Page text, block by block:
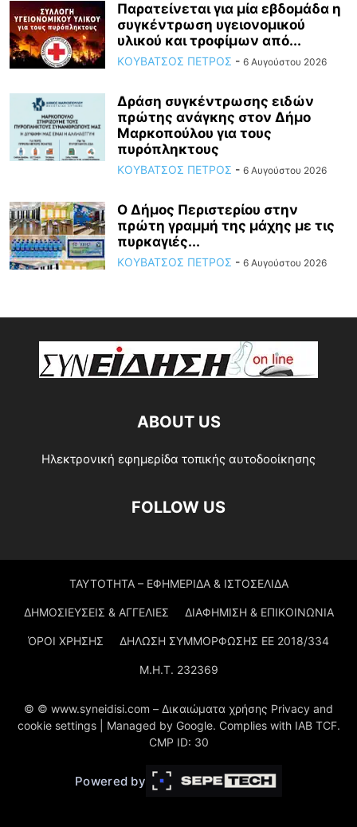
Παρατείνεται για μία εβδομάδα η
συγκέντρωση υγειονομικού
υλικού και τροφίμων από...
ΚΟΥΒΑΤΣΟΣ ΠΕΤΡΟΣ - 6 Αυγούστου 2026
Δράση συγκέντρωσης ειδών
πρώτης ανάγκης στον Δήμο
Μαρκοπούλου για τους
πυρόπληκτους
ΚΟΥΒΑΤΣΟΣ ΠΕΤΡΟΣ - 6 Αυγούστου 2026
Ο Δήμος Περιστερίου στην
πρώτη γραμμή της μάχης με τις
πυρκαγιές...
ΚΟΥΒΑΤΣΟΣ ΠΕΤΡΟΣ - 6 Αυγούστου 2026
ABOUT US
Ηλεκτρονική εφημερίδα τοπικής αυτοδοοίκησης
FOLLOW US
ΤΑΥΤΟΤΗΤΑ – ΕΦΗΜΕΡΙΔΑ & ΙΣΤΟΣΕΛΙΔΑ
ΔΗΜΟΣΙΕΥΣΕΙΣ & ΑΓΓΕΛΙΕΣ ΔΙΑΦΗΜΙΣΗ & ΕΠΙΚΟΙΝΩΝΙΑ
ΌΡΟΙ ΧΡΗΣΗΣ ΔΗΛΩΣΗ ΣΥΜΜΟΡΦΩΣΗΣ ΕΕ 2018/334
Μ.Η.Τ. 232369
© © www.syneidisi.com – Δικαιώματα χρήσης Privacy and
cookie settings | Managed by Google. Complies with IAB TCF.
CMP ID: 30
Powered by